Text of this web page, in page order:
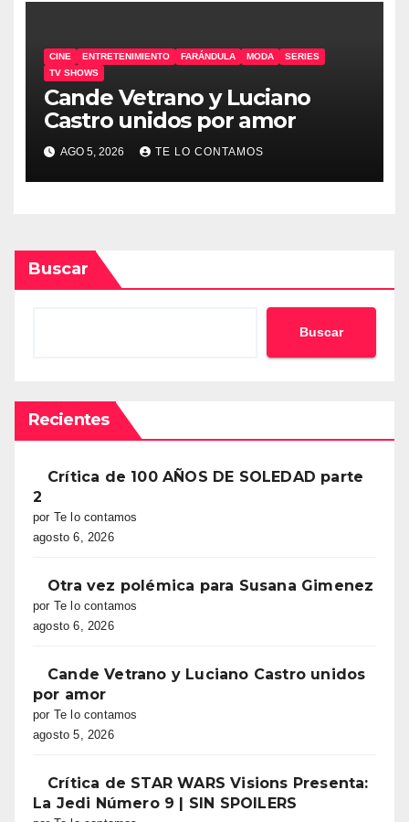
CINE ENTRETENIMIENTO FARÁNDULA MODA
SERIES
TV SHOWS
Cande Vetrano y Luciano
Castro unidos por amor
AGO 5, 2026 TE LO CONTAMOS
Buscar
Buscar
Recientes
Crítica de 100 AÑOS DE SOLEDAD parte
2
por Te lo contamos
agosto 6, 2026
Otra vez polémica para Susana Gimenez
por Te lo contamos
agosto 6, 2026
Cande Vetrano y Luciano Castro unidos
por amor
por Te lo contamos
agosto 5, 2026
Crítica de STAR WARS Visions Presenta:
La Jedi Número 9 | SIN SPOILERS